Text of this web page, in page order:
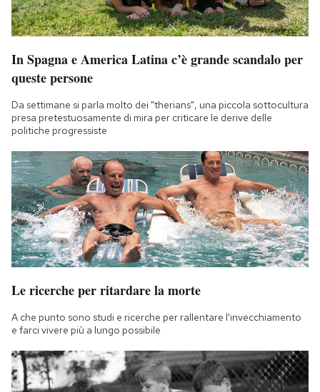
Esci
In Spagna e America Latina c’è grande scandalo per
queste persone
Da settimane si parla molto dei "therians", una piccola sottocultura
presa pretestuosamente di mira per criticare le derive delle
politiche progressiste
Le ricerche per ritardare la morte
A che punto sono studi e ricerche per rallentare l'invecchiamento
e farci vivere più a lungo possibile